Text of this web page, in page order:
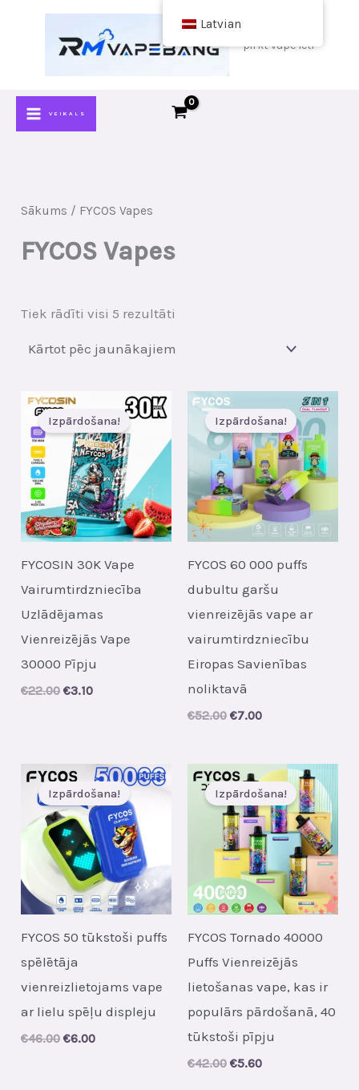
pirkt vape lēti
VEIKALS
Sākums / FYCOS Vapes
FYCOS Vapes
Tiek rādīti visi 5 rezultāti
Izpārdošana!
FYCOSIN 30K Vape
Vairumtirdzniecība
Uzlādējamas
Vienreizējās Vape
30000 Pīpju
€22.00 Original
€3.10Current
Izpārdošana!
FYCOS 60 000 puffs
dubultu garšu
vienreizējās vape ar
vairumtirdzniecību
Eiropas Savienības
noliktavā
€52.00 Original
€52.00.
€7.00Current
€7.00.
Izpārdošana!
FYCOS 50 tūkstoši puffs
spēlētāja
vienreizlietojams vape
ar lielu spēļu displeju
€46.00 Original
€6.00Current
Izpārdošana!
FYCOS Tornado 40000
Puffs Vienreizējās
lietošanas vape, kas ir
populārs pārdošanā, 40
tūkstoši pīpju
€42.00 Original
€5.60Current
Latvian